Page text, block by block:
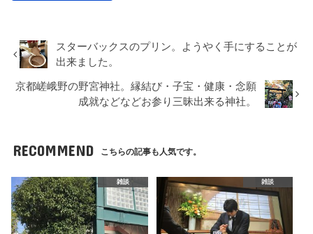
スターバックスのプリン。ようやく手にすることが
出来ました。
京都嵯峨野の野宮神社。縁結び・子宝・健康・念願
成就などなどお参り三昧出来る神社。
RECOMMEND こちらの記事も人気です。
雑談 雑談